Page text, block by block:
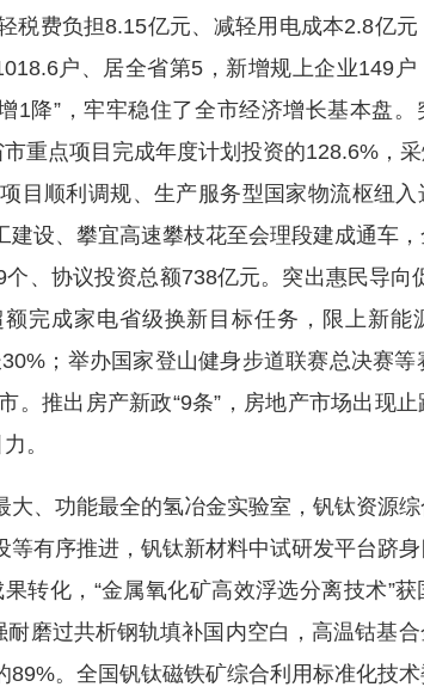
税费负担8.15亿元、减轻用电成本2.8亿
户、居全省第5，新增规上企业149户
1降”，牢牢稳住了全市经济增长基本盘
重点项目完成年度计划投资的128.6%，
目顺利调规、生产服务型国家物流枢纽入
设、攀宜高速攀枝花至会理段建成通车
、协议投资总额738亿元。突出惠民导向
完成家电省级换新目标任务，限上新能
；举办国家登山健身步道联赛总决赛
推出房产新政“9条”，房地产市场出现
。
、功能最全的氢冶金实验室，钒钛资源综
有序推进，钒钛新材料中试研发平台跻
转化，“金属氧化矿高效浮选分离技术”
磨过共析钢轨填补国内空白，高温钴基
。全国钒钛磁铁矿综合利用标准化技